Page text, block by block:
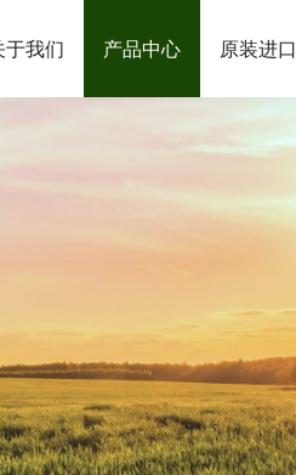
于我们 产品中心
微量元素水溶肥
中量元素液体肥
原装进口
韩国